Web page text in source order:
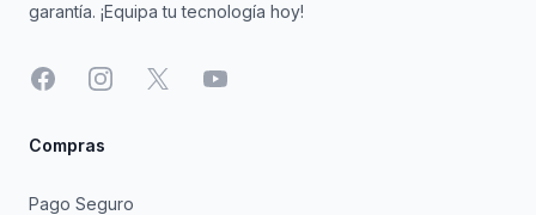
garantía. ¡Equipa tu tecnología hoy!
FacebookInstagram
X YouTube
Compras
Pago Seguro